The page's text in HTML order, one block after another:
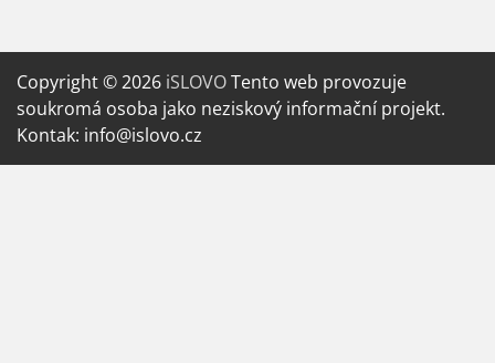
Copyright © 2026 iSLOVOTento web provozuje
soukromá osoba jako neziskový informační projekt.
Kontak: info@islovo.cz